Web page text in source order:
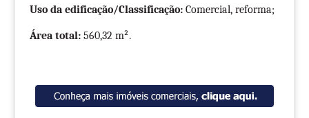
Uso da edificação/Classificação:Comercial, reforma;
Área total:560,32 m².